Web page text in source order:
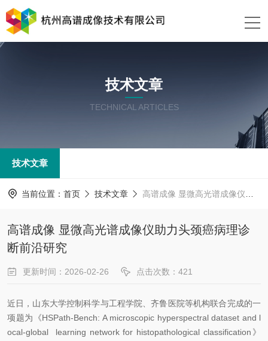
技术文章
TECHNICAL ARTICLES
技术文章
当前位置： 首页 技术文章 高谱成像 显微高光谱成像仪助力头颈癌病理诊断前沿研究
高谱成像 显微高光谱成像仪助力头颈癌病理诊
断前沿研究
更新时间：2026-02-26 点击次数：421
近日，山东大学控制科学与工程学院、齐鲁医院等机构联合完成的一
项题为《HSPath-Bench: A microscopic hyperspectral dataset and l
ocal-global learning network for histopathological classification》